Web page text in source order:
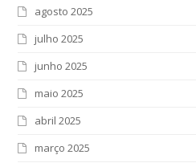
agosto 2025
julho 2025
junho 2025
maio 2025
abril 2025
março 2025